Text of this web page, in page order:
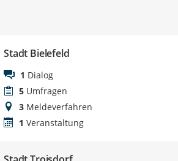
Stadt Bielefeld
1 Dialog
5 Umfragen
3 Meldeverfahren
1 Veranstaltung